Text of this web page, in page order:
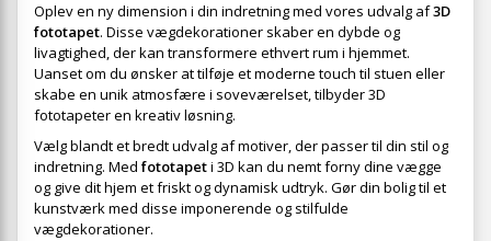
Oplev en ny dimension i din indretning med vores udvalg af3D
fototapet. Disse vægdekorationer skaber en dybde og
livagtighed, der kan transformere ethvert rum i hjemmet.
Uanset om du ønsker at tilføje et moderne touch til stuen eller
skabe en unik atmosfære i soveværelset, tilbyder 3D
fototapeter en kreativ løsning.
Vælg blandt et bredt udvalg af motiver, der passer til din stil og
indretning. Med fototapeti 3D kan du nemt forny dine vægge
og give dit hjem et friskt og dynamisk udtryk. Gør din bolig til et
kunstværk med disse imponerende og stilfulde
vægdekorationer.